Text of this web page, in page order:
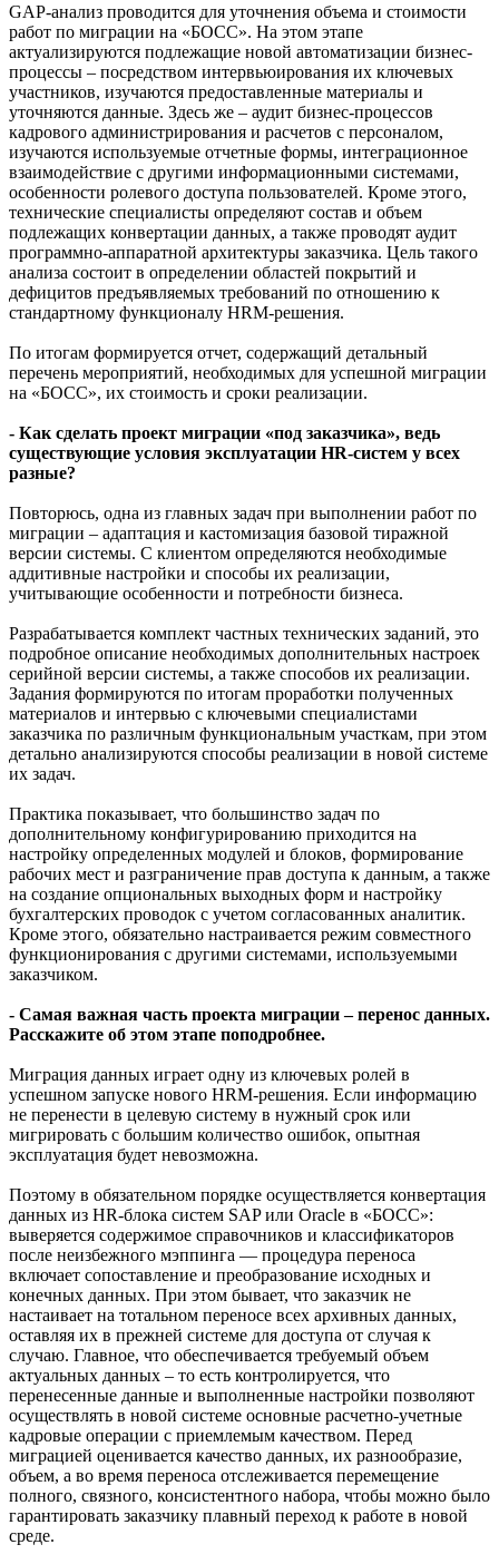
GAP-анализ проводится для уточнения объема и стоимости
работ по миграции на «БОСС». На этом этапе
актуализируются подлежащие новой автоматизации бизнес-
процессы – посредством интервьюирования их ключевых
участников, изучаются предоставленные материалы и
уточняются данные. Здесь же – аудит бизнес-процессов
кадрового администрирования и расчетов с персоналом,
изучаются используемые отчетные формы, интеграционное
взаимодействие с другими информационными системами,
особенности ролевого доступа пользователей. Кроме этого,
технические специалисты определяют состав и объем
подлежащих конвертации данных, а также проводят аудит
программно-аппаратной архитектуры заказчика. Цель такого
анализа состоит в определении областей покрытий и
дефицитов предъявляемых требований по отношению к
стандартному функционалу HRM-решения.
По итогам формируется отчет, содержащий детальный
перечень мероприятий, необходимых для успешной миграции
на «БОСС», их стоимость и сроки реализации.
- Как сделать проект миграции «под заказчика», ведь
существующие условия эксплуатации HR-систем у всех
разные?
Повторюсь, одна из главных задач при выполнении работ по
миграции – адаптация и кастомизация базовой тиражной
версии системы. С клиентом определяются необходимые
аддитивные настройки и способы их реализации,
учитывающие особенности и потребности бизнеса.
Разрабатывается комплект частных технических заданий, это
подробное описание необходимых дополнительных настроек
серийной версии системы, а также способов их реализации.
Задания формируются по итогам проработки полученных
материалов и интервью с ключевыми специалистами
заказчика по различным функциональным участкам, при этом
детально анализируются способы реализации в новой системе
их задач.
Практика показывает, что большинство задач по
дополнительному конфигурированию приходится на
настройку определенных модулей и блоков, формирование
рабочих мест и разграничение прав доступа к данным, а также
на создание опциональных выходных форм и настройку
бухгалтерских проводок с учетом согласованных аналитик.
Кроме этого, обязательно настраивается режим совместного
функционирования с другими системами, используемыми
заказчиком.
- Самая важная часть проекта миграции – перенос данных.
Расскажите об этом этапе поподробнее.
Миграция данных играет одну из ключевых ролей в
успешном запуске нового HRM-решения. Если информацию
не перенести в целевую систему в нужный срок или
мигрировать с большим количество ошибок, опытная
эксплуатация будет невозможна.
Поэтому в обязательном порядке осуществляется конвертация
данных из HR-блока систем SAP или Oracle в «БОСС»:
выверяется содержимое справочников и классификаторов
после неизбежного мэппинга — процедура переноса
включает сопоставление и преобразование исходных и
конечных данных. При этом бывает, что заказчик не
настаивает на тотальном переносе всех архивных данных,
оставляя их в прежней системе для доступа от случая к
случаю. Главное, что обеспечивается требуемый объем
актуальных данных – то есть контролируется, что
перенесенные данные и выполненные настройки позволяют
осуществлять в новой системе основные расчетно-учетные
кадровые операции с приемлемым качеством. Перед
миграцией оценивается качество данных, их разнообразие,
объем, а во время переноса отслеживается перемещение
полного, связного, консистентного набора, чтобы можно было
гарантировать заказчику плавный переход к работе в новой
среде.